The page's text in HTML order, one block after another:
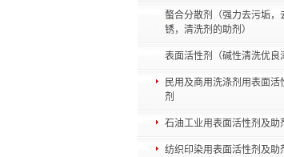
螯合分散剂（强力去污垢，
锈，清洗剂的助剂）
表面活性剂（碱性清洗优良
民用及商用洗涤剂用表面活
剂
石油工业用表面活性剂及助
纺织印染用表面活性剂及助